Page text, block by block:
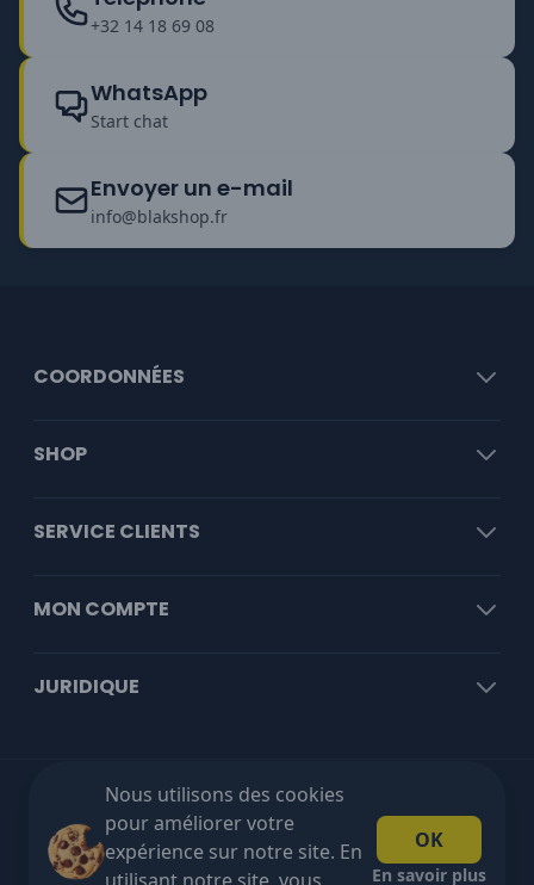
Nous utilisons des cookies
pour améliorer votre
expérience sur notre site. En
OK
En savoir plus
+32 14 18 69 08
WhatsApp
Start chat
Envoyer un e-mail
info@blakshop.fr
COORDONNÉES
SHOP
SERVICE CLIENTS
MON COMPTE
JURIDIQUE
Livraison gratuite à partir de €100 HT!